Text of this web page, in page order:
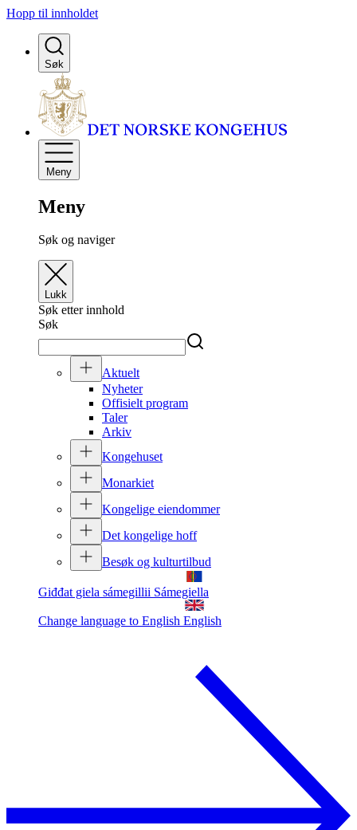
Hopp til innholdet
Søk
Meny
Meny
Søk og naviger
Lukk
Søk etter innhold
Søk
Aktuelt
Nyheter
Offisielt program
Taler
Arkiv
Kongehuset
Monarkiet
Kongelige eiendommer
Det kongelige hoff
Besøk og kulturtilbud
Giđđat giela sámegillii Sámegiella
Change language to English English